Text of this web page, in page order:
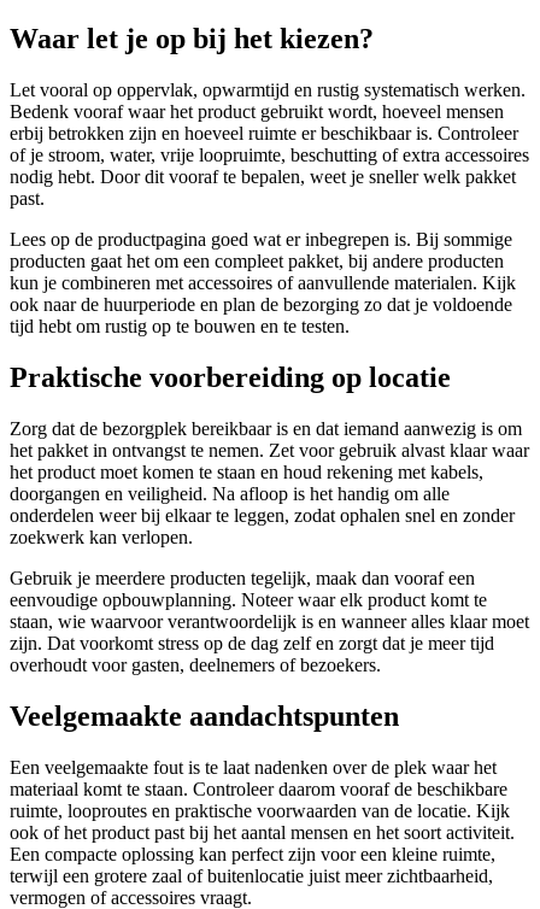
Waar let je op bij het kiezen?
Let vooral op oppervlak, opwarmtijd en rustig systematisch werken.
Bedenk vooraf waar het product gebruikt wordt, hoeveel mensen
erbij betrokken zijn en hoeveel ruimte er beschikbaar is. Controleer
of je stroom, water, vrije loopruimte, beschutting of extra accessoires
nodig hebt. Door dit vooraf te bepalen, weet je sneller welk pakket
past.
Lees op de productpagina goed wat er inbegrepen is. Bij sommige
producten gaat het om een compleet pakket, bij andere producten
kun je combineren met accessoires of aanvullende materialen. Kijk
ook naar de huurperiode en plan de bezorging zo dat je voldoende
tijd hebt om rustig op te bouwen en te testen.
Praktische voorbereiding op locatie
Zorg dat de bezorgplek bereikbaar is en dat iemand aanwezig is om
het pakket in ontvangst te nemen. Zet voor gebruik alvast klaar waar
het product moet komen te staan en houd rekening met kabels,
doorgangen en veiligheid. Na afloop is het handig om alle
onderdelen weer bij elkaar te leggen, zodat ophalen snel en zonder
zoekwerk kan verlopen.
Gebruik je meerdere producten tegelijk, maak dan vooraf een
eenvoudige opbouwplanning. Noteer waar elk product komt te
staan, wie waarvoor verantwoordelijk is en wanneer alles klaar moet
zijn. Dat voorkomt stress op de dag zelf en zorgt dat je meer tijd
overhoudt voor gasten, deelnemers of bezoekers.
Veelgemaakte aandachtspunten
Een veelgemaakte fout is te laat nadenken over de plek waar het
materiaal komt te staan. Controleer daarom vooraf de beschikbare
ruimte, looproutes en praktische voorwaarden van de locatie. Kijk
ook of het product past bij het aantal mensen en het soort activiteit.
Een compacte oplossing kan perfect zijn voor een kleine ruimte,
terwijl een grotere zaal of buitenlocatie juist meer zichtbaarheid,
vermogen of accessoires vraagt.